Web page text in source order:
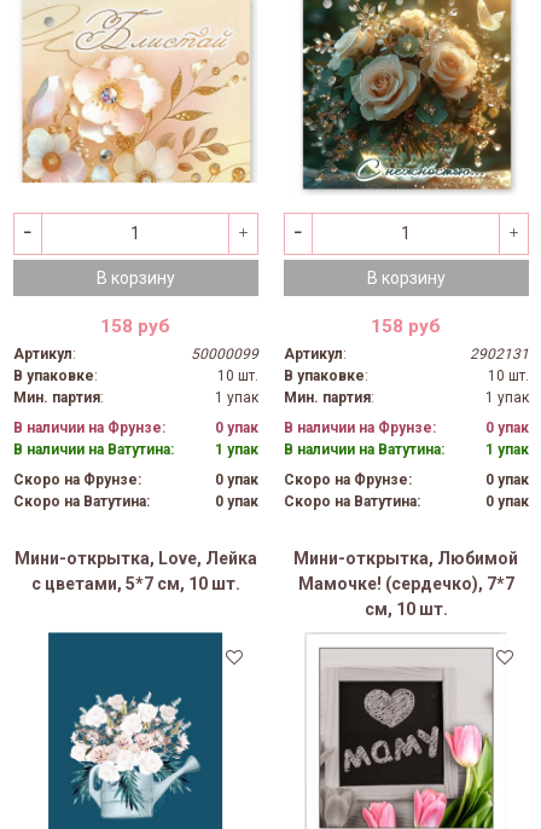
В корзину
158 руб
Артикул:
50000099
В упаковке:
10 шт.
Мин. партия:
1 упак
В наличии на Фрунзе:
0 упак
В наличии на Ватутина:
1 упак
Скоро на Фрунзе:
0 упак
Скоро на Ватутина:
0 упак
В корзину
158 руб
Артикул:
2902131
В упаковке:
10 шт.
Мин. партия:
1 упак
В наличии на Фрунзе:
0 упак
В наличии на Ватутина:
1 упак
Скоро на Фрунзе:
0 упак
Скоро на Ватутина:
0 упак
Мини-открытка, Love, Лейка
с цветами, 5*7 см, 10 шт.
Мини-открытка, Любимой
Мамочке! (сердечко), 7*7
см, 10 шт.